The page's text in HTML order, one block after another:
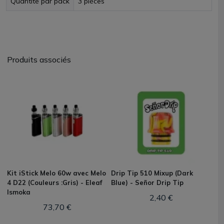
Produits associés
Kit iStick Melo 60w avec Melo
4 D22 (Couleurs :Gris) - Eleaf
Ismoka
73,70 €
Drip Tip 510 Mixup (Dark
Blue) - Señor Drip Tip
2,40 €